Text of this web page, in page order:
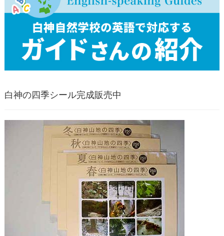
白神の四季シール完成販売中